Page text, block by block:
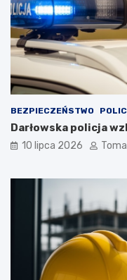
BEZPIECZEŃSTWO
Darłowska policja
10 lipca 2026